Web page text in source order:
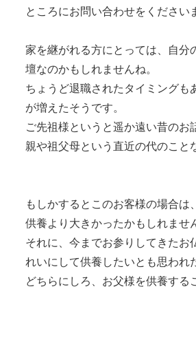
ところにお問い合わせをください
家を継がれる方にとっては、自
壇なのかもしれませんね。
ちょうど退職されたタイミング
が増えたそうです。
ご先祖様というと遥か遠い昔のお
親や祖父母という直近の代のこと
もしかするとこのお客様の場合
供養より大きかったかもしれませ
それに、今までお参りしてきた
れいにして供養したいとも思われ
どちらにしろ、お父様を供養する